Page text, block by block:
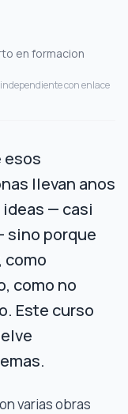
en formacion
independiente con enlace
esos
llevan anos
— casi
sino porque
como
como no
Este curso
varias obras